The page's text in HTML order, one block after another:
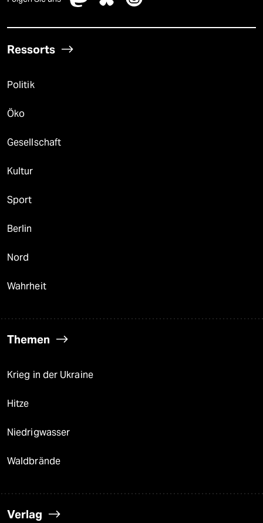
Ressorts
Politik
Öko
Gesellschaft
Kultur
Sport
Berlin
Nord
Wahrheit
Themen
Krieg in der Ukraine
Hitze
Niedrigwasser
Waldbrände
Verlag